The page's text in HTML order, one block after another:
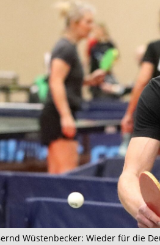
Wüstenbecker: Wieder für die